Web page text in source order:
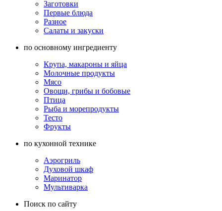
Заготовки
Первые блюда
Разное
Салаты и закуски
по основному ингредиенту
Крупа, макароны и яйца
Молочные продукты
Мясо
Овощи, грибы и бобовые
Птица
Рыба и морепродукты
Тесто
Фрукты
по кухонной технике
Аэрогриль
Духовой шкаф
Маринатор
Мультиварка
Поиск по сайту